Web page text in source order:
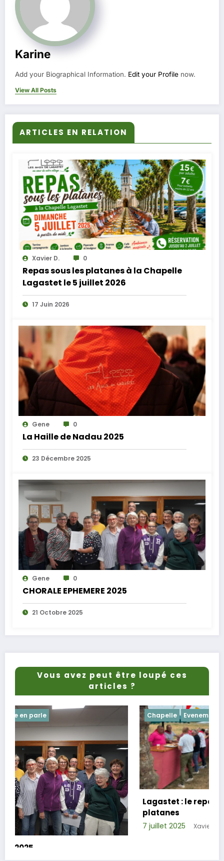
Karine
Add your Biographical Information. Edit your Profile now.
View All Posts
ARTICLES EN RELATION
Xavier D. 0
Repas sous les platanes à la Chapelle
Lagastet le 5 juillet 2026
17 Juin 2026
Gene 0
La Haille de Nadau 2025
23 Décembre 2025
Gene 0
CHORALE EPHEMERE 2025
21 Octobre 2025
Vous avez peut être loupé ces
articles ?
Chapelle
Lagastet : le repas champêtre réussi
platanes
7 juillet 2025 Xavier D.